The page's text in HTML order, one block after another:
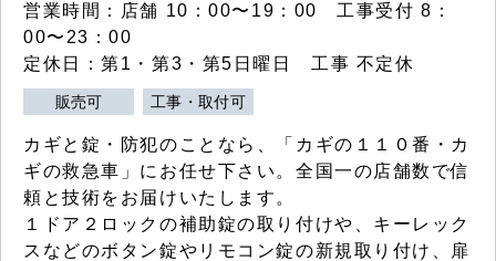
営業時間：店舗 10：00〜19：00 工事受付 8：
00〜23：00
定休日：第1・第3・第5日曜日 工事 不定休
販売可 工事・取付可
カギと錠・防犯のことなら、「カギの１１０番・カ
ギの救急車」にお任せ下さい。全国一の店舗数で信
頼と技術をお届けいたします。
１ドア２ロックの補助錠の取り付けや、キーレック
スなどのボタン錠やリモコン錠の新規取り付け、扉